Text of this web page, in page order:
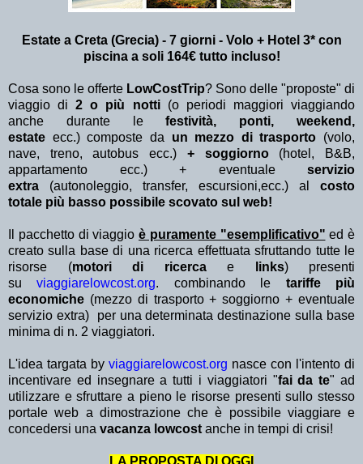
Estate a Creta (Grecia) - 7 giorni - Volo + Hotel 3* con
piscina a soli 164€ tutto incluso!
Cosa sono le offerte LowCostTrip? Sono delle "proposte" di
viaggio di2 o più notti (o periodi maggiori viaggiando
anche durante lefestività, ponti, weekend,
estate ecc.) composte da un mezzo di trasporto (volo,
nave, treno, autobus ecc.) + soggiorno(hotel, B&B,
appartamento ecc.) + eventuale servizio
extra (autonoleggio, transfer, escursioni,ecc.) al costo
totale più basso possibile scovato sul web!
Il pacchetto di viaggio è puramente "esemplificativo" ed è
creato sulla base di una ricerca effettuata sfruttando tutte le
risorse (motori di ricerca e links) presenti
suviaggiarelowcost.org. combinando le tariffe più
economiche (mezzo di trasporto + soggiorno + eventuale
servizio extra)
per una determinata destinazione sulla base
minima di n. 2 viaggiatori.
L'idea targata by viaggiarelowcost.org nasce con l'intento di
incentivare ed insegnare a tutti i viaggiatori "fai da te" ad
utilizzare e sfruttare a pieno le risorse presenti sullo stesso
portale web a dimostrazione che è possibile viaggiare e
concedersi una vacanza lowcost anche in tempi di crisi!
LA PROPOSTA DI OGGI